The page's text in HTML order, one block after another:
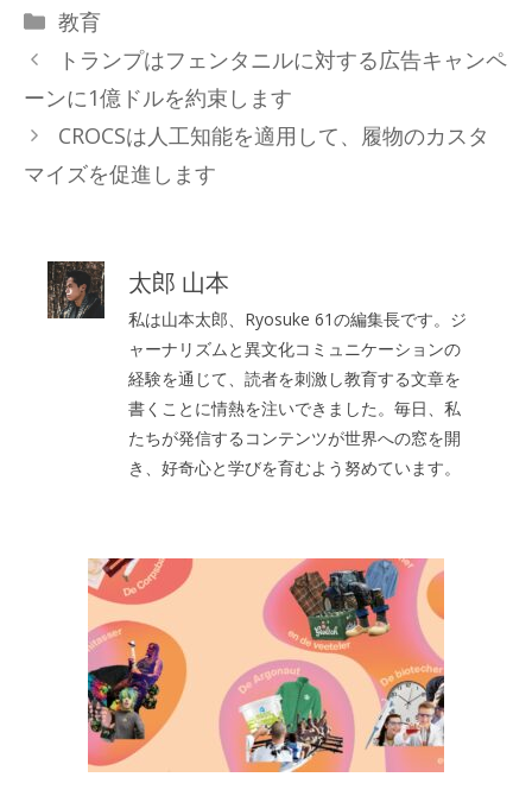
カ
テ
ゴ
リ
ー
教育
トランプはフェンタニルに対する広告キャンペ
ーンに1億ドルを約束します
CROCSは人工知能を適用して、履物のカスタ
マイズを促進します
太郎 山本
私は山本太郎、Ryosuke 61の編集長です。ジ
ャーナリズムと異文化コミュニケーションの
経験を通じて、読者を刺激し教育する文章を
書くことに情熱を注いできました。毎日、私
たちが発信するコンテンツが世界への窓を開
き、好奇心と学びを育むよう努めています。